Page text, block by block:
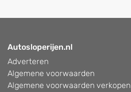
Autosloperijen.nl
Adverteren
Algemene voorwaarden
Algemene voorwaarden verkopen